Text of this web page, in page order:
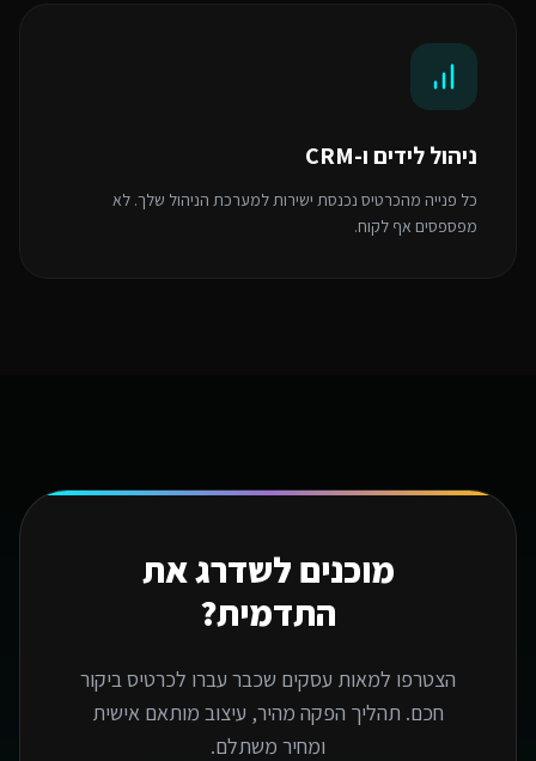
ניהול לידים ו-CRM
כל פנייה מהכרטיס נכנסת ישירות למערכת הניהול שלך. לא
מפספסים אף לקוח.
מוכנים לשדרג את
התדמית?
הצטרפו למאות עסקים שכבר עברו לכרטיס ביקור
חכם. תהליך הפקה מהיר, עיצוב מותאם אישית
ומחיר משתלם.